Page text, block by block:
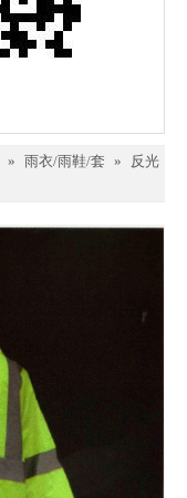
» 雨衣/雨鞋/套 »
反光